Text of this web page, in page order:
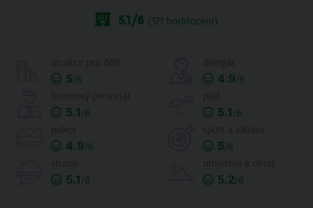
5.1/6 (371 hodnocení)
5/6 4.9/6
5.1 /6 5.1 /6
4.9/6 5/6
5.1 /6 5.2/6